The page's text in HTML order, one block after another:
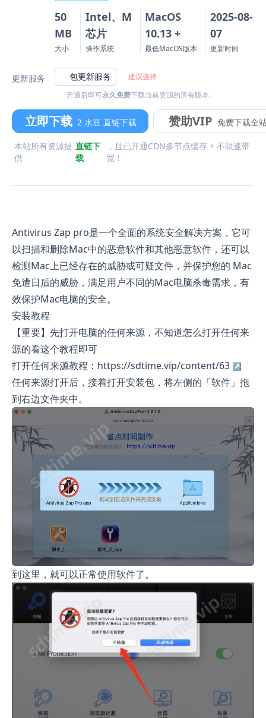
50
MB
大小
Intel、M
芯片
操作系统
MacOS
10.13 +
最低MacOS版本
2025-08-
07
更新时间
更新服务 包更新服务
建议选择
开通后即可永久免费下载当前资源的所有版本。
立即下载 2 水豆 直链下载 赞助VIP 免费下载全
本站所有资源提
供
直链下
载
，且已开通CDN多节点缓存 + 不限速带
宽！
Antivirus Zap pro是一个全面的系统安全解决方案，它可
以扫描和删除Mac中的恶意软件和其他恶意软件，还可以
检测Mac上已经存在的威胁或可疑文件，并保护您的 Mac
免遭日后的威胁，满足用户不同的Mac电脑杀毒需求，有
效保护Mac电脑的安全。
安装教程
【重要】先打开电脑的任何来源，不知道怎么打开任何来
源的看这个教程即可
打开任何来源教程：https://sdtime.vip/content/63
任何来源打开后，接着打开安装包，将左侧的「软件」拖
到右边文件夹中。
到这里，就可以正常使用软件了。